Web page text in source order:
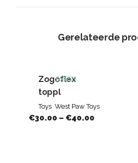
Gerelateerde
Zogoflex
topplBeoordeeld
5.00
van de 5
Toys West Paw Toys
€30.00 – €40.00